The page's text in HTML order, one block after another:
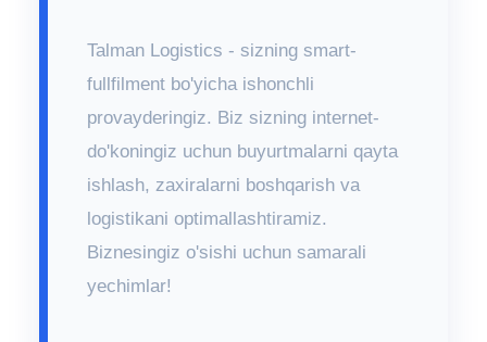
Talman Logistics - sizning smart-
fullfilment bo'yicha ishonchli
provayderingiz. Biz sizning internet-
do'koningiz uchun buyurtmalarni qayta
ishlash, zaxiralarni boshqarish va
logistikani optimallashtiramiz.
Biznesingiz o'sishi uchun samarali
yechimlar!